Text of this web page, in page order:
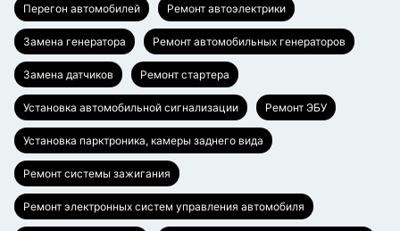
Перегон автомобилей Ремонт автоэлектрики
Замена генератора Ремонт автомобильных генераторов
Замена датчиков Ремонт стартера
Установка автомобильной сигнализации Ремонт ЭБУ
Установка парктроника, камеры заднего вида
Ремонт системы зажигания
Ремонт электронных систем управления автомобиля